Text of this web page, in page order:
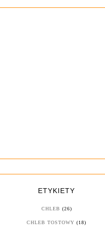
ETYKIETY
CHLEB (26)
CHLEB TOSTOWY (18)